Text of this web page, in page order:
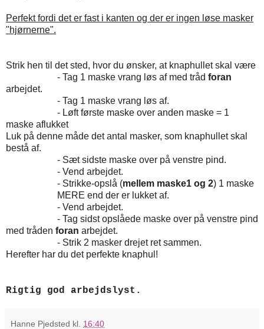
Perfekt fordi det er fast i kanten og der er ingen løse masker
"hjørnerne".
Strik hen til det sted, hvor du ønsker, at knaphullet skal være
- Tag 1 maske vrang løs af med tråd foran
arbejdet.
- Tag 1 maske vrang løs af.
- Løft første maske over anden maske = 1
maske aflukket
Luk på denne måde det antal masker, som knaphullet skal
bestå af.
- Sæt sidste maske over på venstre pind.
- Vend arbejdet.
- Strikke-opslå (mellem maske1 og 2) 1 maske
MERE end der er lukket af.
- Vend arbejdet.
- Tag sidst opslåede maske over på venstre pind
med tråden foran arbejdet.
- Strik 2 masker drejet ret sammen.
Herefter har du det perfekte knaphul!
Rigtig god arbejdslyst.
Hanne Pjedsted kl. 16:40